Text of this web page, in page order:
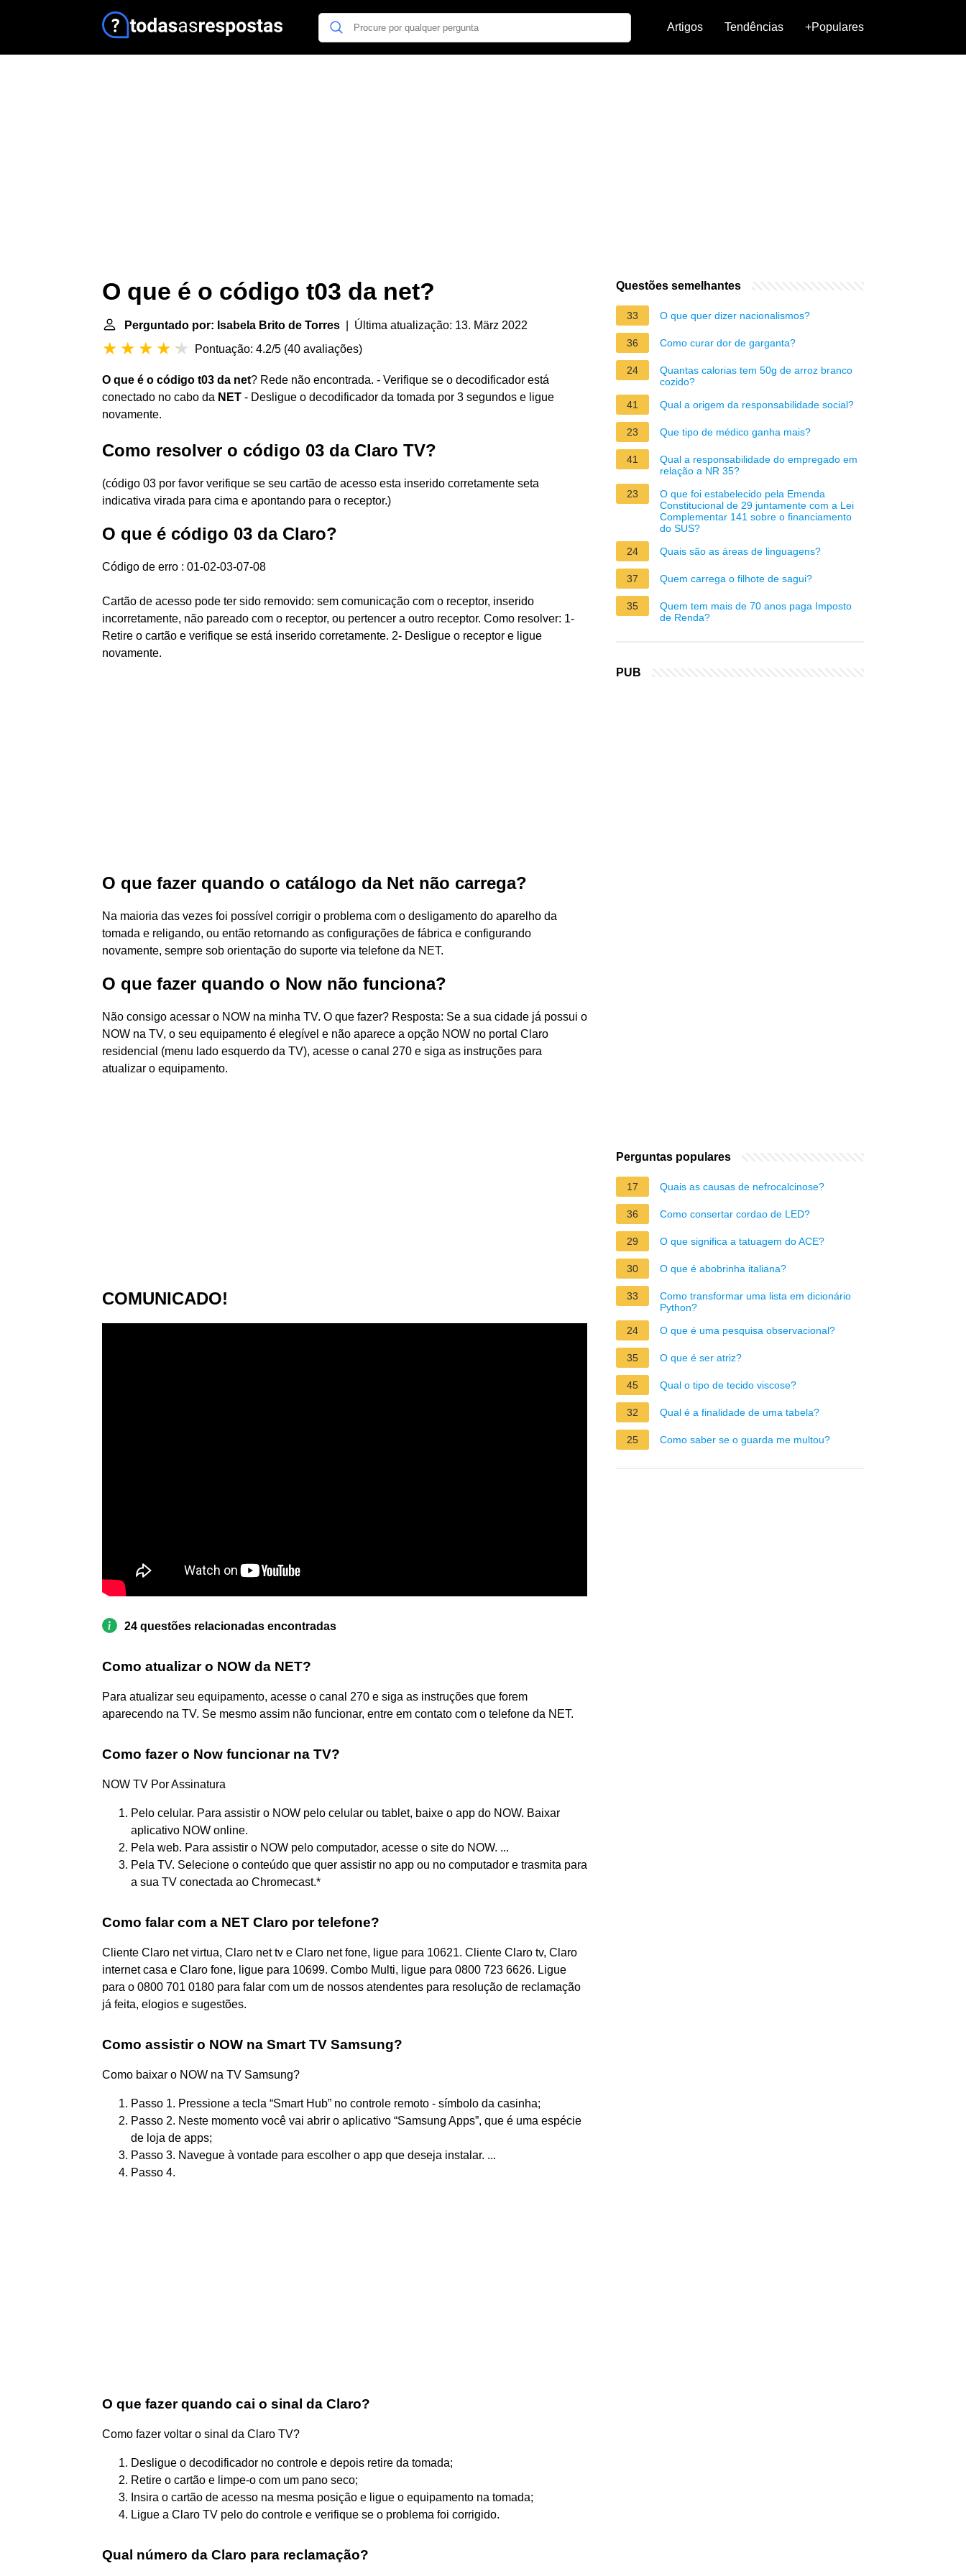
Artigos Tendências +Populares
O que é o código t03 da net?
Perguntado por: Isabela Brito de Torres | Última atualização: 13. März 2022
Pontuação: 4.2/5 (40 avaliações)
O que é o código t03 da net? Rede não encontrada. - Verifique se o decodificador está
conectado no cabo da NET - Desligue o decodificador da tomada por 3 segundos e ligue
novamente.
Como resolver o código 03 da Claro TV?
(código 03 por favor verifique se seu cartão de acesso esta inserido corretamente seta
indicativa virada para cima e apontando para o receptor.)
O que é código 03 da Claro?
Código de erro : 01-02-03-07-08
Cartão de acesso pode ter sido removido: sem comunicação com o receptor, inserido
incorretamente, não pareado com o receptor, ou pertencer a outro receptor. Como resolver: 1-
Retire o cartão e verifique se está inserido corretamente. 2- Desligue o receptor e ligue
novamente.
O que fazer quando o catálogo da Net não carrega?
Na maioria das vezes foi possível corrigir o problema com o desligamento do aparelho da
tomada e religando, ou então retornando as configurações de fábrica e configurando
novamente, sempre sob orientação do suporte via telefone da NET.
O que fazer quando o Now não funciona?
Não consigo acessar o NOW na minha TV. O que fazer? Resposta: Se a sua cidade já possui o
NOW na TV, o seu equipamento é elegível e não aparece a opção NOW no portal Claro
residencial (menu lado esquerdo da TV), acesse o canal 270 e siga as instruções para
atualizar o equipamento.
COMUNICADO!
24 questões relacionadas encontradas
Como atualizar o NOW da NET?
Para atualizar seu equipamento, acesse o canal 270 e siga as instruções que forem
aparecendo na TV. Se mesmo assim não funcionar, entre em contato com o telefone da NET.
Como fazer o Now funcionar na TV?
NOW TV Por Assinatura
Pelo celular. Para assistir o NOW pelo celular ou tablet, baixe o app do NOW. Baixar
aplicativo NOW online.
Pela web. Para assistir o NOW pelo computador, acesse o site do NOW. ...
Pela TV. Selecione o conteúdo que quer assistir no app ou no computador e trasmita para
a sua TV conectada ao Chromecast.*
Como falar com a NET Claro por telefone?
Cliente Claro net virtua, Claro net tv e Claro net fone, ligue para 10621. Cliente Claro tv, Claro
internet casa e Claro fone, ligue para 10699. Combo Multi, ligue para 0800 723 6626. Ligue
para o 0800 701 0180 para falar com um de nossos atendentes para resolução de reclamação
já feita, elogios e sugestões.
Como assistir o NOW na Smart TV Samsung?
Como baixar o NOW na TV Samsung?
Passo 1. Pressione a tecla “Smart Hub” no controle remoto - símbolo da casinha;
Passo 2. Neste momento você vai abrir o aplicativo “Samsung Apps”, que é uma espécie
de loja de apps;
Passo 3. Navegue à vontade para escolher o app que deseja instalar. ...
Passo 4.
O que fazer quando cai o sinal da Claro?
Como fazer voltar o sinal da Claro TV?
Desligue o decodificador no controle e depois retire da tomada;
Retire o cartão e limpe-o com um pano seco;
Insira o cartão de acesso na mesma posição e ligue o equipamento na tomada;
Ligue a Claro TV pelo do controle e verifique se o problema foi corrigido.
Qual número da Claro para reclamação?
Questões semelhantes
33 O que quer dizer nacionalismos?
36 Como curar dor de garganta?
24
Quantas calorias tem 50g de arroz branco
cozido?
41
Qual a origem da responsabilidade social?
23 Que tipo de médico ganha mais?
41
Qual a responsabilidade do empregado em
relação a NR 35?
23
O que foi estabelecido pela Emenda
Constitucional de 29 juntamente com a Lei
Complementar 141 sobre o financiamento
do SUS?
24
Quais são as áreas de linguagens?
37 Quem carrega o filhote de sagui?
35
Quem tem mais de 70 anos paga Imposto
de Renda?
PUB
Perguntas populares
17 Quais as causas de nefrocalcinose?
36 Como consertar cordao de LED?
29 O que significa a tatuagem do ACE?
30 O que é abobrinha italiana?
33
Como transformar uma lista em dicionário
Python?
24
O que é uma pesquisa observacional?
35 O que é ser atriz?
45 Qual o tipo de tecido viscose?
32 Qual é a finalidade de uma tabela?
25 Como saber se o guarda me multou?